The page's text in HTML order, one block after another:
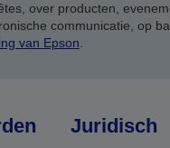
over producten,
communicatie, op
van Epson
Juridisch